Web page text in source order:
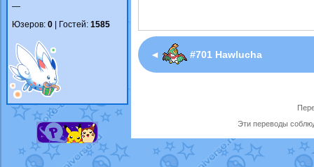
—
Юзеров: 0 | Гостей: 1585
◄ #701 Hawlucha
Эти переводы